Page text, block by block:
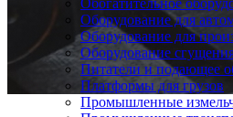
Обогатительное
Оборудование для
Оборудование для
Оборудование
Питатели и подающее
Платформы для грузов
Промышленные